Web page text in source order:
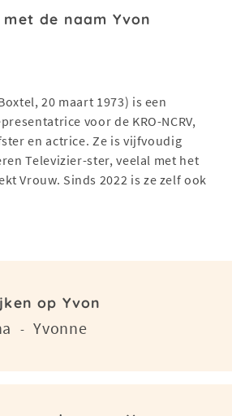
de naam Yvon
20 maart 1973) is een
voor de KRO-NCRV,
en actrice. Ze is vijfvoudig
Televizier-ster, veelal met het
Vrouw. Sinds 2022 is ze zelf ook
op Yvon
-Yvonne